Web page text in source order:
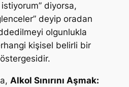
diyorsa,
deyip oradan
olgunlukla
kişisel belirli bir
Alkol Sınırını Aşmak: